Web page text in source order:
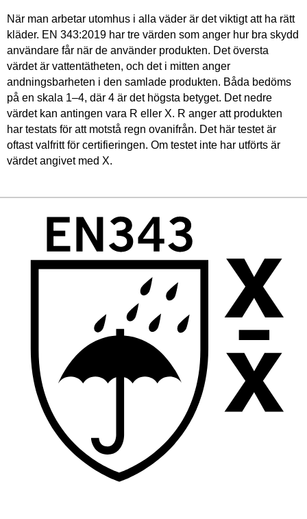
När man arbetar utomhus i alla väder är det viktigt att ha rätt
kläder. EN 343:2019 har tre värden som anger hur bra skydd
användare får när de använder produkten. Det översta
värdet är vattentätheten, och det i mitten anger
andningsbarheten i den samlade produkten. Båda bedöms
på en skala 1–4, där 4 är det högsta betyget. Det nedre
värdet kan antingen vara R eller X. R anger att produkten
har testats för att motstå regn ovanifrån. Det här testet är
oftast valfritt för certifieringen. Om testet inte har utförts är
värdet angivet med X.